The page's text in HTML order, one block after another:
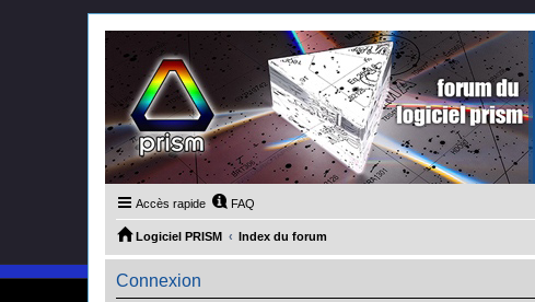
Accès rapide FAQ
Logiciel PRISM Index du forum
Connexion